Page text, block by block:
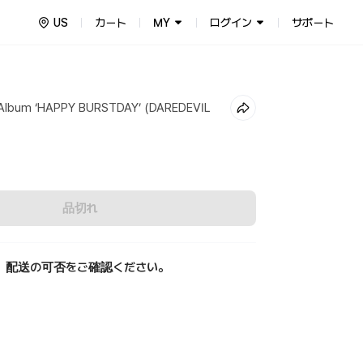
US カート MY ログイン サポート
‘HAPPY BURSTDAY’ (DAREDEVIL
品切れ
配送の可否をご確認ください。